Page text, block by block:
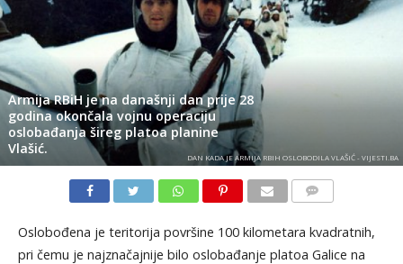
Armija RBiH je na današnji dan prije 28
godina okončala vojnu operaciju
oslobađanja šireg platoa planine
Vlašić.
DAN KADA JE ARMIJA RBIH OSLOBODILA VLAŠIĆ - VIJESTI.BA
Oslobođena je teritorija površine 100 kilometara kvadratnih,
pri čemu je najznačajnije bilo oslobađanje platoa Galice na